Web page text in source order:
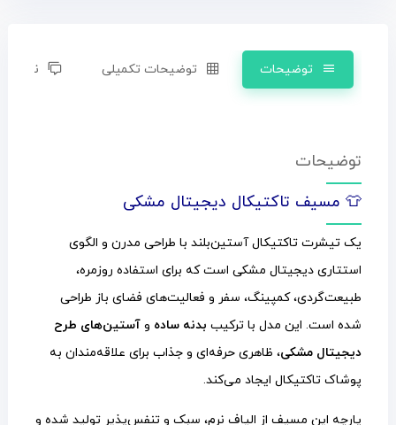
توضیحات توضیحات تکمیلی نظرات (0)
توضیحات
👕 مسیف تاکتیکال دیجیتال مشکی
یک تیشرت تاکتیکال آستین‌بلند با طراحی مدرن و الگوی
استتاری دیجیتال مشکی است که برای استفاده روزمره،
طبیعت‌گردی، کمپینگ، سفر و فعالیت‌های فضای باز طراحی
شده است. این مدل با ترکیب بدنه ساده و آستین‌های طرح
دیجیتال مشکی، ظاهری حرفه‌ای و جذاب برای علاقه‌مندان به
پوشاک تاکتیکال ایجاد می‌کند.
پارچه این مسیف از الیاف نرم، سبک و تنفس‌پذیر تولید شده و